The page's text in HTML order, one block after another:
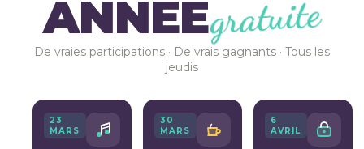
ANNÉEgratuite
De vraies participations · De vrais gagnants · Tous les
jeudis
23
MARS
30
MARS
6
AVRIL